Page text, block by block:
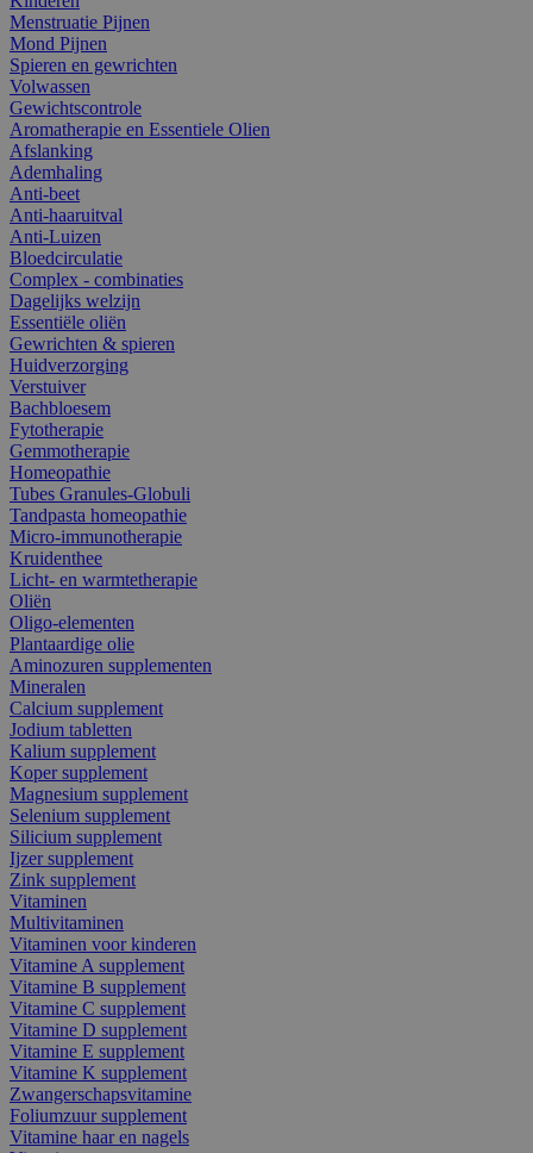
Menstruatie Pijnen
Mond Pijnen
Spieren en gewrichten
Volwassen
Gewichtscontrole
Aromatherapie en Essentiele Olien
Afslanking
Ademhaling
Anti-beet
Anti-haaruitval
Anti-Luizen
Bloedcirculatie
Complex - combinaties
Dagelijks welzijn
Essentiële oliën
Gewrichten & spieren
Huidverzorging
Verstuiver
Bachbloesem
Fytotherapie
Gemmotherapie
Homeopathie
Tubes Granules-Globuli
Tandpasta homeopathie
Micro-immunotherapie
Kruidenthee
Licht- en warmtetherapie
Oliën
Oligo-elementen
Plantaardige olie
Aminozuren supplementen
Mineralen
Calcium supplement
Jodium tabletten
Kalium supplement
Koper supplement
Magnesium supplement
Selenium supplement
Silicium supplement
Ijzer supplement
Zink supplement
Vitaminen
Multivitaminen
Vitaminen voor kinderen
Vitamine A supplement
Vitamine B supplement
Vitamine C supplement
Vitamine D supplement
Vitamine E supplement
Vitamine K supplement
Zwangerschapsvitamine
Foliumzuur supplement
Vitamine haar en nagels